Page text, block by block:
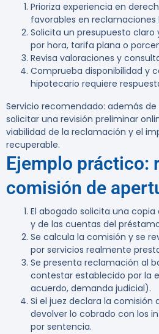
Prioriza experiencia en
favorables en reclamaciones
Solicita un presupuesto
por hora, tarifa plana o
Revisa valoraciones y
Comprueba disponibilidad y
hipotecario requiere
Servicio recomendado: además de
solicitar una revisión preliminar
viabilidad de la reclamación y el
recuperable.
Ejemplo práctico:
comisión de
El abogado solicita una
y de las cuentas del
Se calcula la comisión y se
por servicios realmente
Se presenta reclamación al
contestar establecido por la
acuerdo, demanda judicial).
Si el juez declara la comisión
devolver lo cobrado con los
por sentencia.